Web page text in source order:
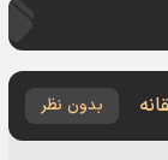
بدون نظر